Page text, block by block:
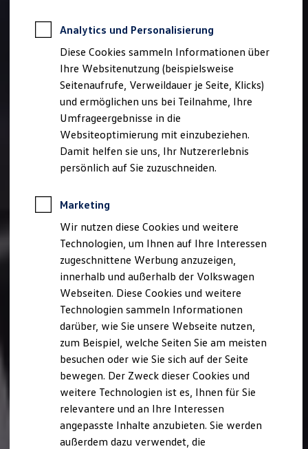
Professional Class bei Volkswagen
Behörden
Direktkunden
Sonderfahrzeuge
Anpfiff zum Gewinn
Elektromobilität
Elektroautos
ID. Tutorials
Elektrofahrzeugkonzepte
ID. EVERY1
Reichweite
Rekuperation
Laden unterwegs
Laden Zuhause
Ladestationen finden
Ladezeitensimulator
Batterie
Sicherheit
Nachhaltigkeit
Technologie
Kosten und Kauf
Verbrauchskosten
Kaufoptionen
E-Auto-Förderung
Software und Konnektivität
Die ID. Software 6
ID. Software Versionen und Updates
Digitale Extras
Schnittstellen zu Ihrem ID.
Analytics und Personalisierung
Diese Cookies sammeln Informationen über
Ihre Websitenutzung (beispielsweise
Seitenaufrufe, Verweildauer je Seite, Klicks)
und ermöglichen uns bei Teilnahme, Ihre
Umfrageergebnisse in die
Websiteoptimierung mit einzubeziehen.
Damit helfen sie uns, Ihr Nutzererlebnis
persönlich auf Sie zuzuschneiden.
Marketing
Wir nutzen diese Cookies und weitere
Technologien, um Ihnen auf Ihre Interessen
zugeschnittene Werbung anzuzeigen,
innerhalb und außerhalb der Volkswagen
Webseiten. Diese Cookies und weitere
Technologien sammeln Informationen
darüber, wie Sie unsere Webseite nutzen,
zum Beispiel, welche Seiten Sie am meisten
besuchen oder wie Sie sich auf der Seite
bewegen. Der Zweck dieser Cookies und
weitere Technologien ist es, Ihnen für Sie
relevantere und an Ihre Interessen
angepasste Inhalte anzubieten. Sie werden
außerdem dazu verwendet, die